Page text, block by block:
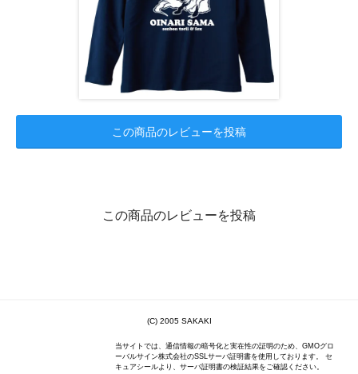
この商品のレビューを投稿
この商品のレビューを投稿
(C) 2005 SAKAKI
当サイトでは、通信情報の暗号化と実在性の証明のため、GMOグロ
ーバルサイン株式会社のSSLサーバ証明書を使用しております。 セ
キュアシールより、サーバ証明書の検証結果をご確認ください。